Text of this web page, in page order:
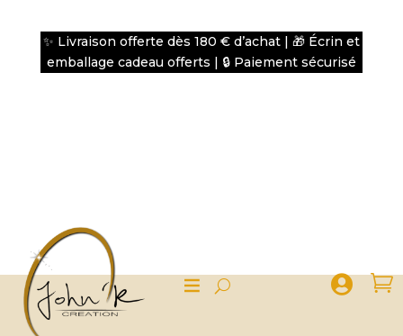
✨ Livraison offerte dès 180 € d’achat | 🎁 Écrin et
emballage cadeau offerts | 🔒 Paiement sécurisé
 